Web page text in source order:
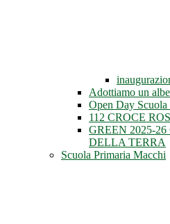
Adottiamo un
Open Day
112 CROCE
GREEN 2025-
DELLA TERRA
Scuola Primaria Macchi